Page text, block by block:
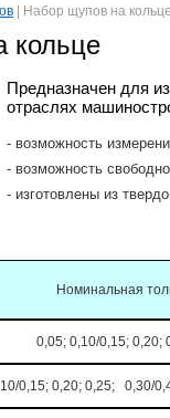
Набор щупов на кольце
кольце
Предназначен для
отраслях
возможность
возможность
изготовлены из
Номинальная
0,05; 0,10/0,15; 0,20;
0,15; 0,20; 0,25; 0,30/